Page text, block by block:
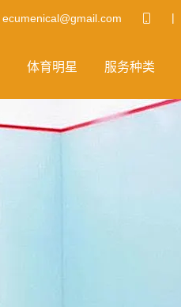
ecumenical@gmail.com |
体育明星 服务种类